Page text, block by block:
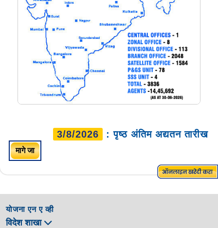
3/8/2026 : पृष्ठ अंतिम अद्यतन तारीख
मागे जा
योजना एन ए व्ही
विदेश शाखा